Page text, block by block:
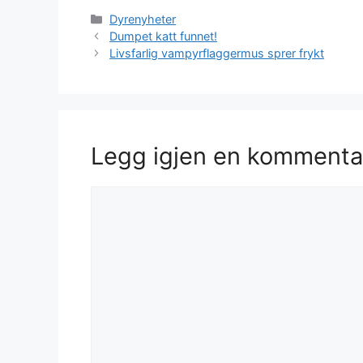
Kategorier
Dyrenyheter
Dumpet katt funnet!
Livsfarlig vampyrflaggermus sprer frykt
Legg igjen en